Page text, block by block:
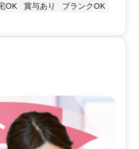
OK 賞与あり
ブランクOK